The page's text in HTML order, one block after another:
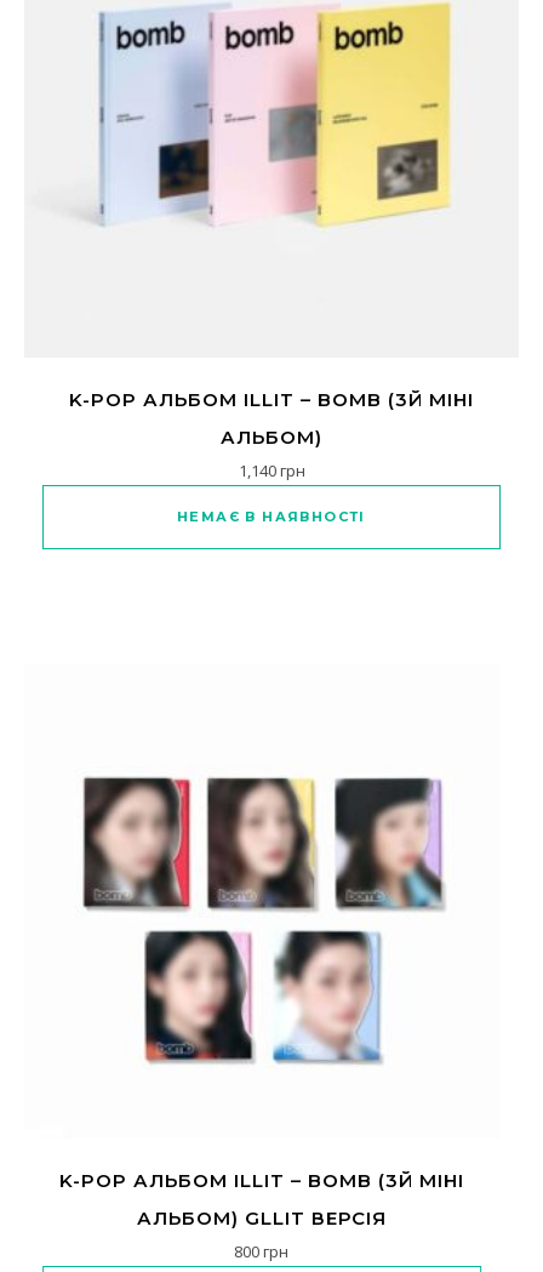
K-POP АЛЬБОМ ILLIT – BOMB (3Й МІНІ
АЛЬБОМ)
1,140грн
НЕМАЄ В НАЯВНОСТІ
K-POP АЛЬБОМ ILLIT – BOMB (3Й МІНІ
АЛЬБОМ) GLLIT ВЕРСІЯ
800грн